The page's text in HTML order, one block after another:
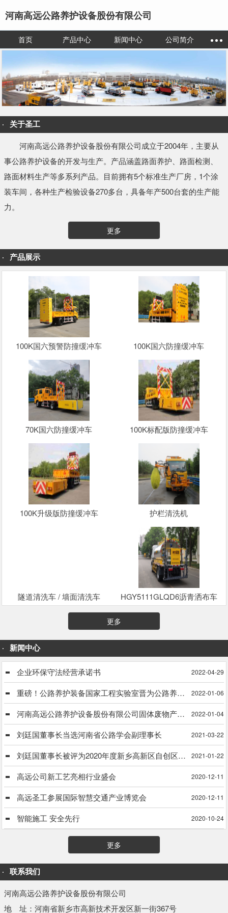
河南高远公路养护设备股份有限公司
首页 产品中心 新闻中心 公司简介
关于圣工
河南高远公路养护设备股份有限公司成立于2004年，主要从
事公路养护设备的开发与生产。产品涵盖路面养护、路面检测、
路面材料生产等多系列产品。目前拥有5个标准生产厂房，1个涂
装车间，各种生产检验设备270多台，具备年产500台套的生产能
力。
更多
产品展示
100K国六预警防撞缓冲车 100K国六防撞缓冲车
70K国六防撞缓冲车 100K标配版防撞缓冲车
100K升级版防撞缓冲车 护栏清洗机
隧道清洗车 / 墙面清洗车 HGY5111GLQD6沥青洒布车
更多
新闻中心
企业环保守法经营承诺书 2022-04-29
重磅！公路养护装备国家工程实验室晋为公路养护装备国家工程研究中心 2022-01-06
河南高远公路养护设备股份有限公司固体废物产生单位信息公式 2022-01-04
刘廷国董事长当选河南省公路学会副理事长 2021-03-22
刘廷国董事长被评为2020年度新乡高新区自创区建设工作先进个人 2021-01-22
高远公司新工艺亮相行业盛会 2020-12-11
高远圣工参展国际智慧交通产业博览会 2020-12-11
智能施工 安全先行 2020-10-24
更多
联系我们
河南高远公路养护设备股份有限公司
地 址：河南省新乡市高新技术开发区新一街367号